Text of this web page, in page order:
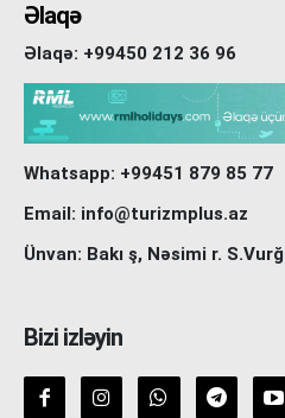
Əlaqə
Əlaqə: +99450 212 36 96
Whatsapp: +99451 879 85 77
Email: info@turizmplus.az
Ünvan: Bakı ş, Nəsimi r.
Bizi izləyin